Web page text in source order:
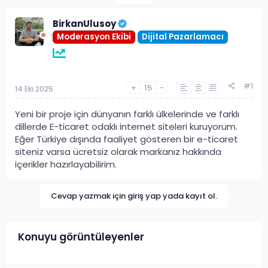
BirkanUlusoy
Moderasyon Ekibi Dijital Pazarlamacı
14 Eki 2025 + 15 - #1
Yeni bir proje için dünyanın farklı ülkelerinde ve farklı
dillerde E-ticaret odaklı internet siteleri kuruyorum.
Eğer Türkiye dışında faaliyet gösteren bir e-ticaret
siteniz varsa ücretsiz olarak markanız hakkında
içerikler hazırlayabilirim.
Cevap yazmak için giriş yap yada kayıt ol.
Konuyu görüntüleyenler